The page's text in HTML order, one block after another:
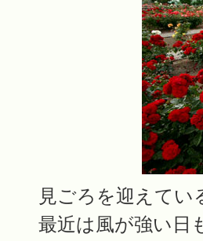
見ごろを迎えて
最近は風が強い日